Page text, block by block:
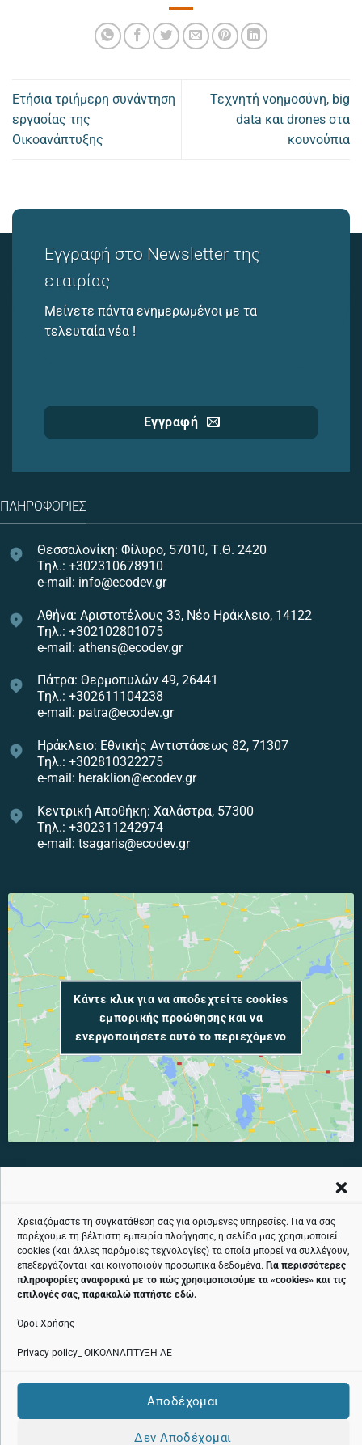
Χρειαζόμαστε τη συγκατάθεση σας για ορισμένες υπηρεσίες. Για να σας
παρέχουμε τη βέλτιστη εμπειρία πλοήγησης, η σελίδα μας χρησιμοποιεί
cookies (και άλλες παρόμοιες τεχνολογίες) τα οποία μπορεί να συλλέγουν,
επεξεργάζονται και κοινοποιούν προσωπικά δεδομένα. Για περισσότερες
πληροφορίες αναφορικά με το πώς χρησιμοποιούμε τα «cookies» και τις
επιλογές σας, παρακαλώ πατήστε εδώ.
Όροι Χρήσης
Privacy policy_ ΟΙΚΟΑΝΑΠΤΥΞΗ ΑΕ
Αποδέχομαι
Δεν Αποδέχομαι
Ετήσια τριήμερη συνάντηση
εργασίας της
Οικοανάπτυξης
Τεχνητή νοημοσύνη, big
data και drones στα
κουνούπια
Εγγραφή στο Newsletter της
εταιρίας
Μείνετε πάντα ενημερωμένοι με τα
τελευταία νέα !
Εγγραφή
ΠΛΗΡΟΦΟΡΊΕΣ
Θεσσαλονίκη: Φίλυρο, 57010, Τ.Θ. 2420
Τηλ.: +302310678910
e-mail: info@ecodev.gr
Αθήνα: Αριστοτέλους 33, Νέο Ηράκλειο, 14122
Τηλ.: +302102801075
e-mail: athens@ecodev.gr
Πάτρα: Θερμοπυλών 49, 26441
Τηλ.: +302611104238
e-mail: patra@ecodev.gr
Ηράκλειο: Εθνικής Αντιστάσεως 82, 71307
Τηλ.: +302810322275
e-mail: heraklion@ecodev.gr
Κεντρική Αποθήκη: Χαλάστρα, 57300
Τηλ.: +302311242974
e-mail: tsagaris@ecodev.gr
Κάντε κλικ για να αποδεχτείτε cookies
εμπορικής προώθησης και να
ενεργοποιήσετε αυτό το περιεχόμενο
ΤΗΛΕΦΩΝΙΚΉ ΓΡΑΜΜΉ ΕΞΥΠΗΡΈΤΗΣΗΣ ΚΟΙΝΟΎ ΧΩΡΊΣ ΧΡΈΩΣΗ:
800 11 24424
Όροι χρήσης
Πολιτική cookies